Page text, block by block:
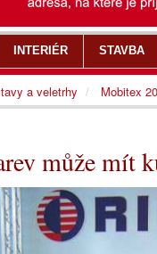
může mít
INTERIÉR STAVBA
a veletrhy Mobitex